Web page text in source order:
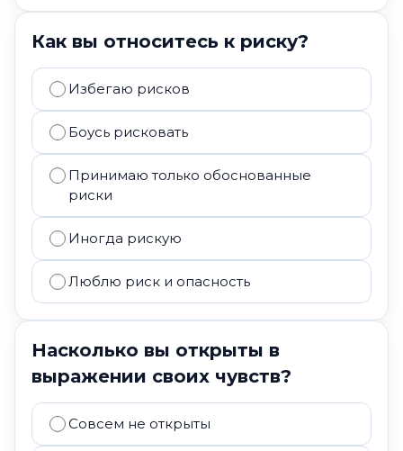
Как вы относитесь к риску?
Избегаю рисков
Боусь рисковать
Принимаю только обоснованные
риски
Иногда рискую
Люблю риск и опасность
Насколько вы открыты в
выражении своих чувств?
Совсем не открыты